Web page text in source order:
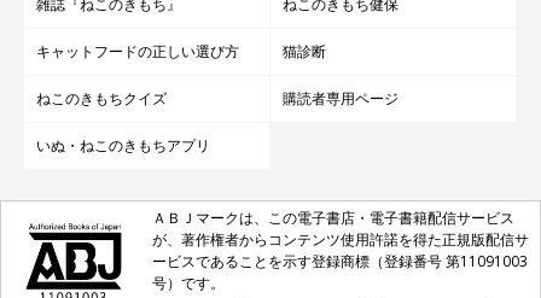
雑誌『ねこのきもち』 ねこのきもち健保
キャットフードの正しい選び方 猫診断
ねこのきもちクイズ 購読者専用ページ
いぬ・ねこのきもちアプリ
ＡＢＪマークは、この電子書店・電子書籍配信サービス
が、著作権者からコンテンツ使用許諾を得た正規版配信サ
ービスであることを示す登録商標（登録番号 第11091003
号）です。